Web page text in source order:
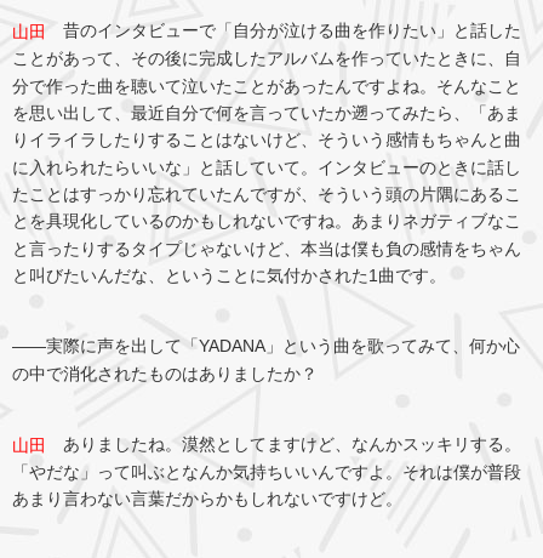
山田
昔のインタビューで「自分が泣ける曲を作りたい」と話した
ことがあって、その後に完成したアルバムを作っていたときに、自
分で作った曲を聴いて泣いたことがあったんですよね。そんなこと
を思い出して、最近自分で何を言っていたか遡ってみたら、「あま
りイライラしたりすることはないけど、そういう感情もちゃんと曲
に入れられたらいいな」と話していて。インタビューのときに話し
たことはすっかり忘れていたんですが、そういう頭の片隅にあるこ
とを具現化しているのかもしれないですね。あまりネガティブなこ
と言ったりするタイプじゃないけど、本当は僕も負の感情をちゃん
と叫びたいんだな、ということに気付かされた1曲です。
――実際に声を出して「YADANA」という曲を歌ってみて、何か心
の中で消化されたものはありましたか？
山田
ありましたね。漠然としてますけど、なんかスッキリする。
「やだな」って叫ぶとなんか気持ちいいんですよ。それは僕が普段
あまり言わない言葉だからかもしれないですけど。